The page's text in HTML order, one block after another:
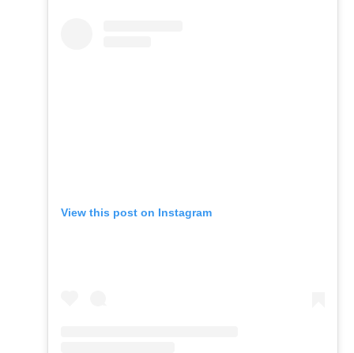
View this post on Instagram